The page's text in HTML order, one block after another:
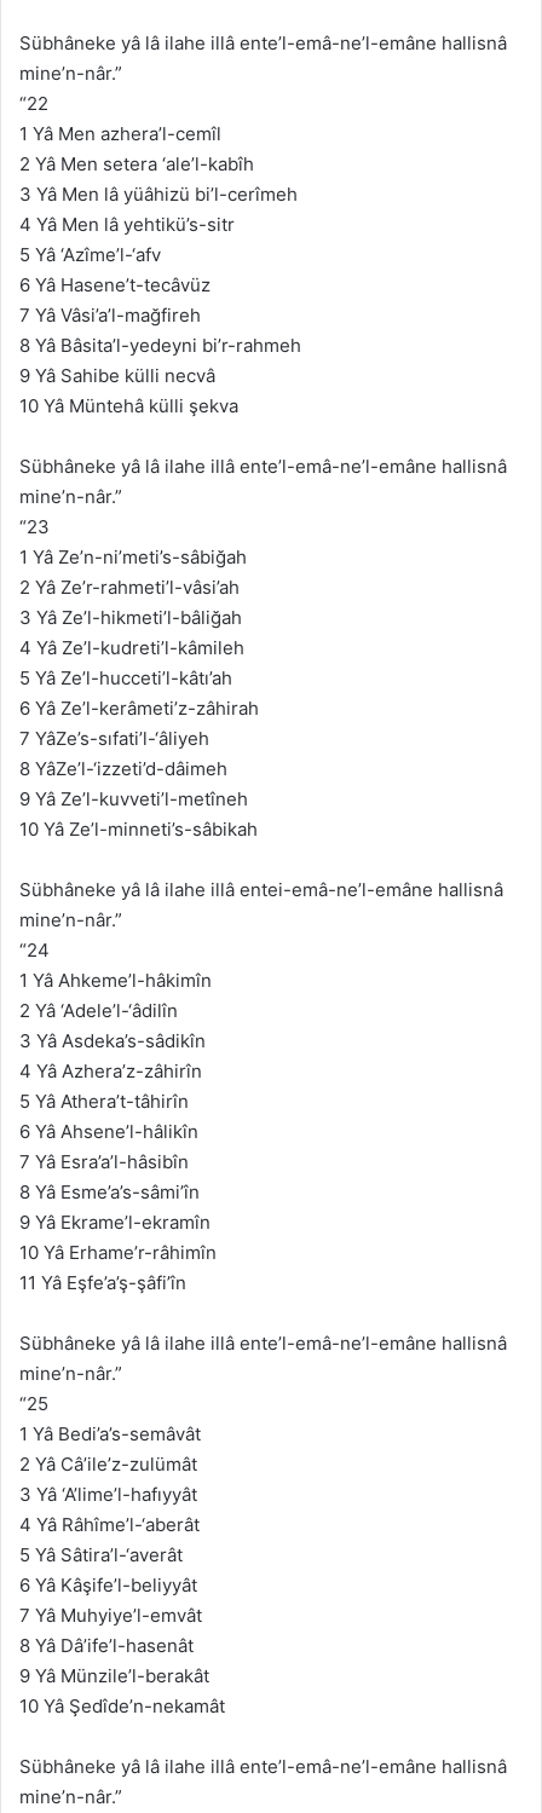
Sübhâneke yâ lâ ilahe illâ ente’l-emâ-ne’l-emâne hallisnâ
mine’n-nâr.”
“22
1 Yâ Men azhera’l-cemîl
2 Yâ Men setera ‘ale’l-kabîh
3 Yâ Men lâ yüâhizü bi’l-cerîmeh
4 Yâ Men lâ yehtikü’s-sitr
5 Yâ ‘Azîme’l-‘afv
6 Yâ Hasene’t-tecâvüz
7 Yâ Vâsi’a’l-mağfireh
8 Yâ Bâsita’l-yedeyni bi’r-rahmeh
9 Yâ Sahibe külli necvâ
10 Yâ Müntehâ külli şekva
Sübhâneke yâ lâ ilahe illâ ente’l-emâ-ne’l-emâne hallisnâ
mine’n-nâr.”
“23
1 Yâ Ze’n-ni’meti’s-sâbiğah
2 Yâ Ze’r-rahmeti’l-vâsi’ah
3 Yâ Ze’l-hikmeti’l-bâliğah
4 Yâ Ze’l-kudreti’l-kâmileh
5 Yâ Ze’l-hucceti’l-kâtı’ah
6 Yâ Ze’l-kerâmeti’z-zâhirah
7 YâZe’s-sıfati’l-‘âliyeh
8 YâZe’l-‘izzeti’d-dâimeh
9 Yâ Ze’l-kuvveti’l-metîneh
10 Yâ Ze’l-minneti’s-sâbikah
Sübhâneke yâ lâ ilahe illâ entei-emâ-ne’l-emâne hallisnâ
mine’n-nâr.”
“24
1 Yâ Ahkeme’l-hâkimîn
2 Yâ ‘Adele’l-‘âdilîn
3 Yâ Asdeka’s-sâdikîn
4 Yâ Azhera’z-zâhirîn
5 Yâ Athera’t-tâhirîn
6 Yâ Ahsene’l-hâlikîn
7 Yâ Esra’a’l-hâsibîn
8 Yâ Esme’a’s-sâmi’în
9 Yâ Ekrame’l-ekramîn
10 Yâ Erhame’r-râhimîn
11 Yâ Eşfe’a’ş-şâfi’în
Sübhâneke yâ lâ ilahe illâ ente’l-emâ-ne’l-emâne hallisnâ
mine’n-nâr.”
“25
1 Yâ Bedi’a’s-semâvât
2 Yâ Câ’ile’z-zulümât
3 Yâ ‘A’lime’l-hafıyyât
4 Yâ Râhîme’l-‘aberât
5 Yâ Sâtira’l-‘averât
6 Yâ Kâşife’l-beliyyât
7 Yâ Muhyiye’l-emvât
8 Yâ Dâ’ife’l-hasenât
9 Yâ Münzile’l-berakât
10 Yâ Şedîde’n-nekamât
Sübhâneke yâ lâ ilahe illâ ente’l-emâ-ne’l-emâne hallisnâ
mine’n-nâr.”